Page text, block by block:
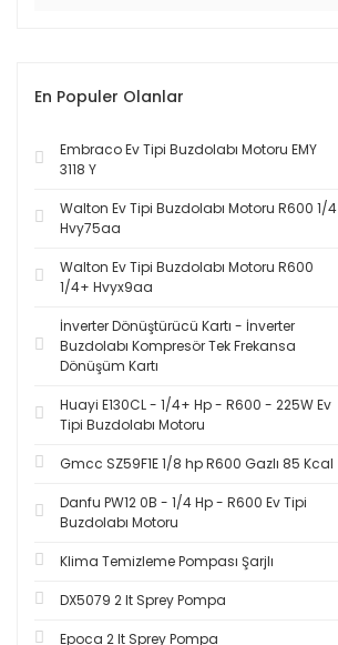
En Populer Olanlar
Embraco Ev Tipi Buzdolabı Motoru EMY
3118 Y
Walton Ev Tipi Buzdolabı Motoru R600 1/4
Hvy75aa
Walton Ev Tipi Buzdolabı Motoru R600
1/4+ Hvyx9aa
İnverter Dönüştürücü Kartı - İnverter
Buzdolabı Kompresör Tek Frekansa
Dönüşüm Kartı
Huayi E130CL - 1/4+ Hp - R600 - 225W Ev
Tipi Buzdolabı Motoru
Gmcc SZ59F1E 1/8 hp R600 Gazlı 85 Kcal
Danfu PW12 0B - 1/4 Hp - R600 Ev Tipi
Buzdolabı Motoru
Klima Temizleme Pompası Şarjlı
DX5079 2 lt Sprey Pompa
Epoca 2 lt Sprey Pompa